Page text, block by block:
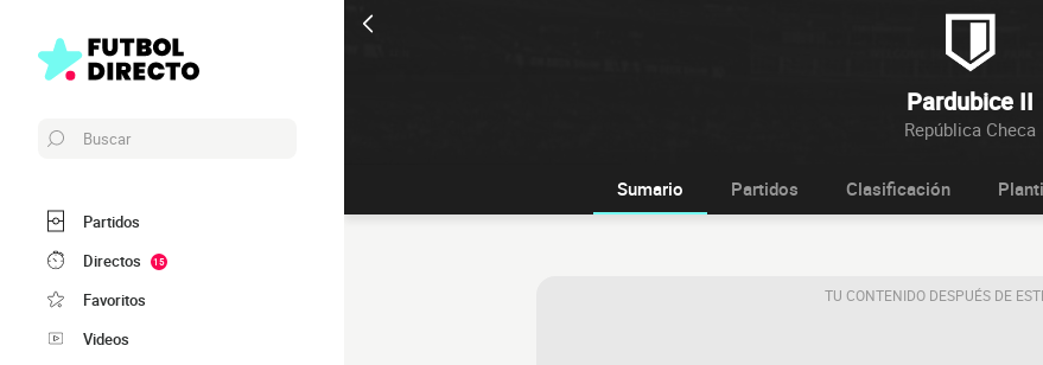
Pardubice II
República Checa
Buscar
Partidos
Directos
15
Favoritos
Videos
Sumario Partidos Clasificación
TU CONTENIDO DESPUÉS DE